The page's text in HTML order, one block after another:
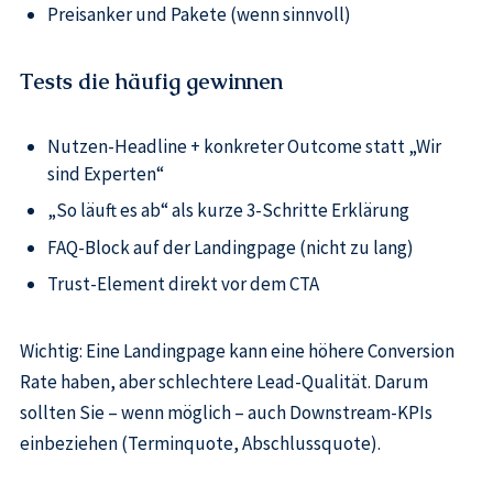
Preisanker und Pakete (wenn sinnvoll)
Tests die häufig gewinnen
Nutzen-Headline + konkreter Outcome statt „Wir
sind Experten“
„So läuft es ab“ als kurze 3-Schritte Erklärung
FAQ-Block auf der Landingpage (nicht zu lang)
Trust-Element direkt vor dem CTA
Wichtig: Eine Landingpage kann eine höhere Conversion
Rate haben, aber schlechtere Lead-Qualität. Darum
sollten Sie – wenn möglich – auch Downstream-KPIs
einbeziehen (Terminquote, Abschlussquote).